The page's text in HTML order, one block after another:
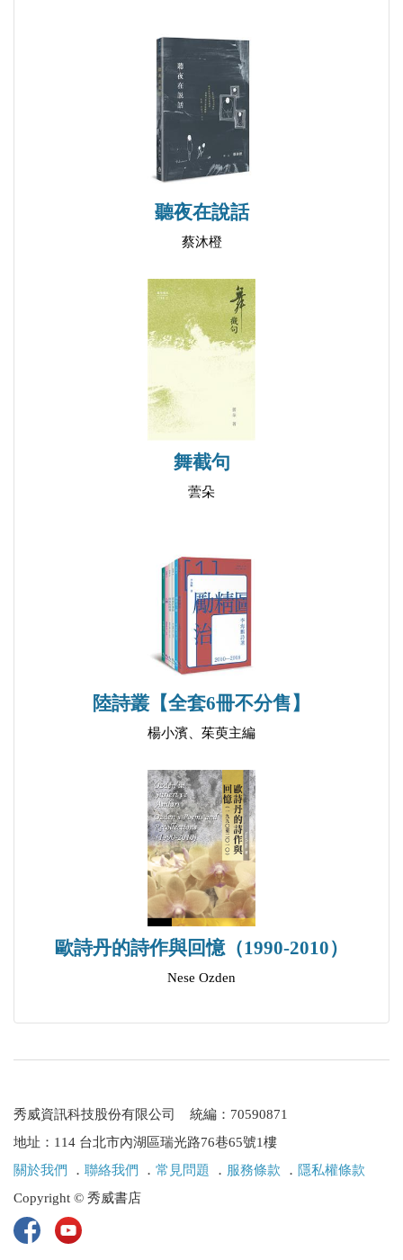
與梵谷神遊——觀大都會博物館梵谷絲柏樹畫展遐
Skywalking with Van Gogh—Viewing Van Gogh's
Cypresses Exhibition in the Metropolitan Museum of Art
輯二 靈物志 Chronicle of Celestial Creatures
Secret Seal and Wandering Duck
Prayer Flags and Butterflies
A Sleepwalker and a Cat
夢見／又見燕尾虎斑蝶
Dreaming of Seeing the Tiger Swallowtail Butterfly
The Kinglet Bird on the Deck
Watching a Squirrel One Autumn Day
Whispering of A Heron
輯三 靈光一閃 As The Ink Splashes
冬日最後一絲陽光
The Last Rays of Winter Sun
大樹杜鵑花盛開
The Blooming Rhododendron Tree
聽夜在說話
蔡沐橙
舞截句
蕓朵
陸詩叢【全套6冊不分售】
楊小濱、茱萸主編
歐詩丹的詩作與回憶（1990-2010）
Nese Ozden
秀威資訊科技股份有限公司 統編：70590871
地址：114 台北市內湖區瑞光路76巷65號1樓
關於我們
． 聯絡我們 ． 常見問題 ． 服務條款 ． 隱私權條款
Copyright © 秀威書店